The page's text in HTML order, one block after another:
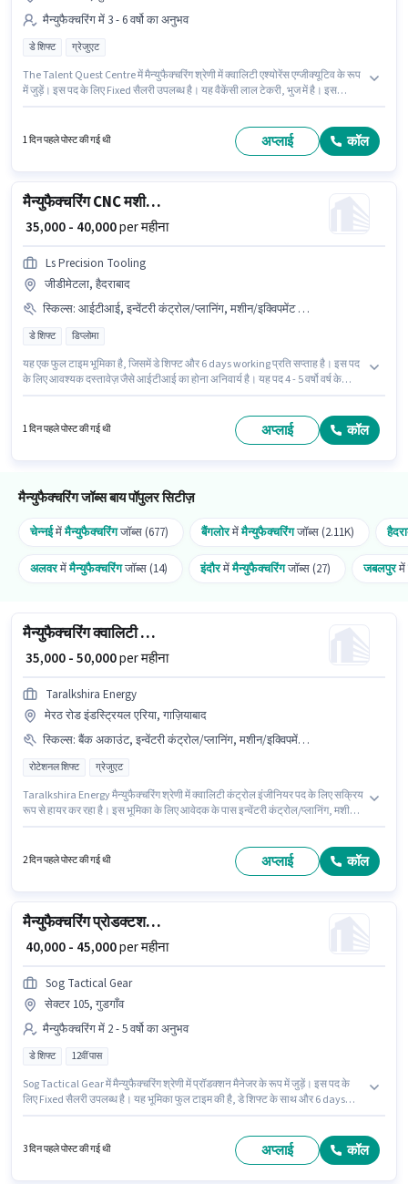
मैन्युफैक्चरिंग में 3 - 6 वर्षो का अनुभव
डे शिफ्ट ग्रेजुएट
The Talent Quest Centre में मैन्युफैक्चरिंग श्रेणी में क्वालिटी एश्योरेंस एग्जीक्यूटिव के रूप
में जुड़ें। इस पद के लिए Fixed सैलरी उपलब्ध है। यह वैकेंसी लाल टेकरी, भुज में है। इस
6 वर्षो वर्ष के अनुभव वाले के लिए उपयुक्त है। आप प्रति माह ₹45000 तक कमा सकते हैं।
1 दिन पहले पोस्ट की गई थी अप्लाई कॉल
मैन्युफैक्चरिंग CNC मशीन ऑपरेटर
₹ 35,000 - 40,000per महीना
Ls Precision Tooling
जीडीमेटला, हैदराबाद
स्किल्स: आईटीआई, इन्वेंटरी कंट्रोल/प्लानिंग, मशीन/इक्विपमेंट मैंटेनेंस, मशीन/इक्विपमेंट ऑपरेशन
डे शिफ्ट डिप्लोमा
यह एक फुल टाइम भूमिका है, जिसमें डे शिफ्ट और 6 days working प्रति सप्ताह है। इस पद
के लिए आवश्यक दस्तावेज़ जैसे आईटीआई का होना अनिवार्य है। यह पद 4 - 5 वर्षो वर्ष के
ऑपरेशन होना अनिवार्य है। आवेदकों के पास कम से कम डिप्लोमा डिग्री या सर्टिफिकेट होना
1 दिन पहले पोस्ट की गई थी अप्लाई कॉल
मैन्युफैक्चरिंग जॉब्स बाय पॉपुलर सिटीज़
चेन्नईमेंमैन्युफैक्चरिंगजॉब्स (677) बैंगलोरमेंमैन्युफैक्चरिंगजॉब्स (2.11K)
अलवरमेंमैन्युफैक्चरिंगजॉब्स (14) इंदौरमेंमैन्युफैक्चरिंगजॉब्स (27) जबलपुरमें
मैन्युफैक्चरिंग क्वालिटी कंट्रोल इंजीनियर
₹ 35,000 - 50,000per महीना
Taralkshira Energy
मेरठ रोड इंडस्ट्रियल एरिया, गाज़ियाबाद
स्किल्स: बैंक अकाउंट, इन्वेंटरी कंट्रोल/प्लानिंग, मशीन/इक्विपमेंट मैंटेनेंस, मशीन/इक्विपमेंट ऑपरेशन, प्रोडक्शन शेड्यूलिंग, आधार कार्ड, PAN कार्ड
रोटेशनल शिफ्ट ग्रेजुएट
Taralkshira Energy मैन्युफैक्चरिंग श्रेणी में क्वालिटी कंट्रोल इंजीनियर पद के लिए सक्रिय
रूप से हायर कर रहा है। इस भूमिका के लिए आवेदक के पास इन्वेंटरी कंट्रोल/प्लानिंग, मशीन/
इस पद के लिए आवश्यक दस्तावेज़ जैसे PAN कार्ड, आधार कार्ड, बैंक अकाउंट का होना
अनिवार्य है। यह नौकरी मेरठ रोड इंडस्ट्रियल एरिया, गाज़ियाबाद में स्थित है। इस भूमिका में
2 दिन पहले पोस्ट की गई थी अप्लाई कॉल
मैन्युफैक्चरिंग प्रोडक्टशन मैनेजर
₹ 40,000 - 45,000per महीना
Sog Tactical Gear
सेक्टर 105, गुडगाँव
मैन्युफैक्चरिंग में 2 - 5 वर्षो का अनुभव
डे शिफ्ट 12वीं पास
Sog Tactical Gear में मैन्युफैक्चरिंग श्रेणी में प्रॉडक्शन मैनेजर के रूप में जुड़ें। इस पद के
लिए Fixed सैलरी उपलब्ध है। यह भूमिका फुल टाइम की है, डे शिफ्ट के साथ और 6 days
खुली है, मासिक वेतन ₹45000 रहेगा।
3 दिन पहले पोस्ट की गई थी अप्लाई कॉल